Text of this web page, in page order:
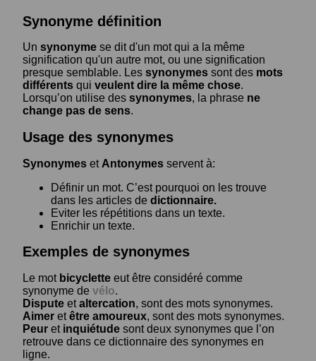
Synonyme définition
Un synonyme se dit d'un mot qui a la même
signification qu'un autre mot, ou une signification
presque semblable. Les synonymes sont des mots
différents qui veulent dire la même chose.
Lorsqu’on utilise des synonymes, la phrase ne
change pas de sens.
Usage des synonymes
Synonymes et Antonymes servent à:
Définir un mot. C’est pourquoi on les trouve
dans les articles de dictionnaire.
Eviter les répétitions dans un texte.
Enrichir un texte.
Exemples de synonymes
Le mot bicyclette eut être considéré comme
synonyme de vélo.
Dispute etaltercation, sont des mots synonymes.
Aimer etêtre amoureux, sont des mots synonymes.
Peur et inquiétude sont deux synonymes que l’on
retrouve dans ce dictionnaire des synonymes en
ligne.